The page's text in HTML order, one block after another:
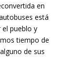
en
está
pueblo y
tiempo de
de sus